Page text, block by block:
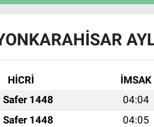
HİCRİ İMSAK
Safer 1448 04:04
Safer 1448 04:05